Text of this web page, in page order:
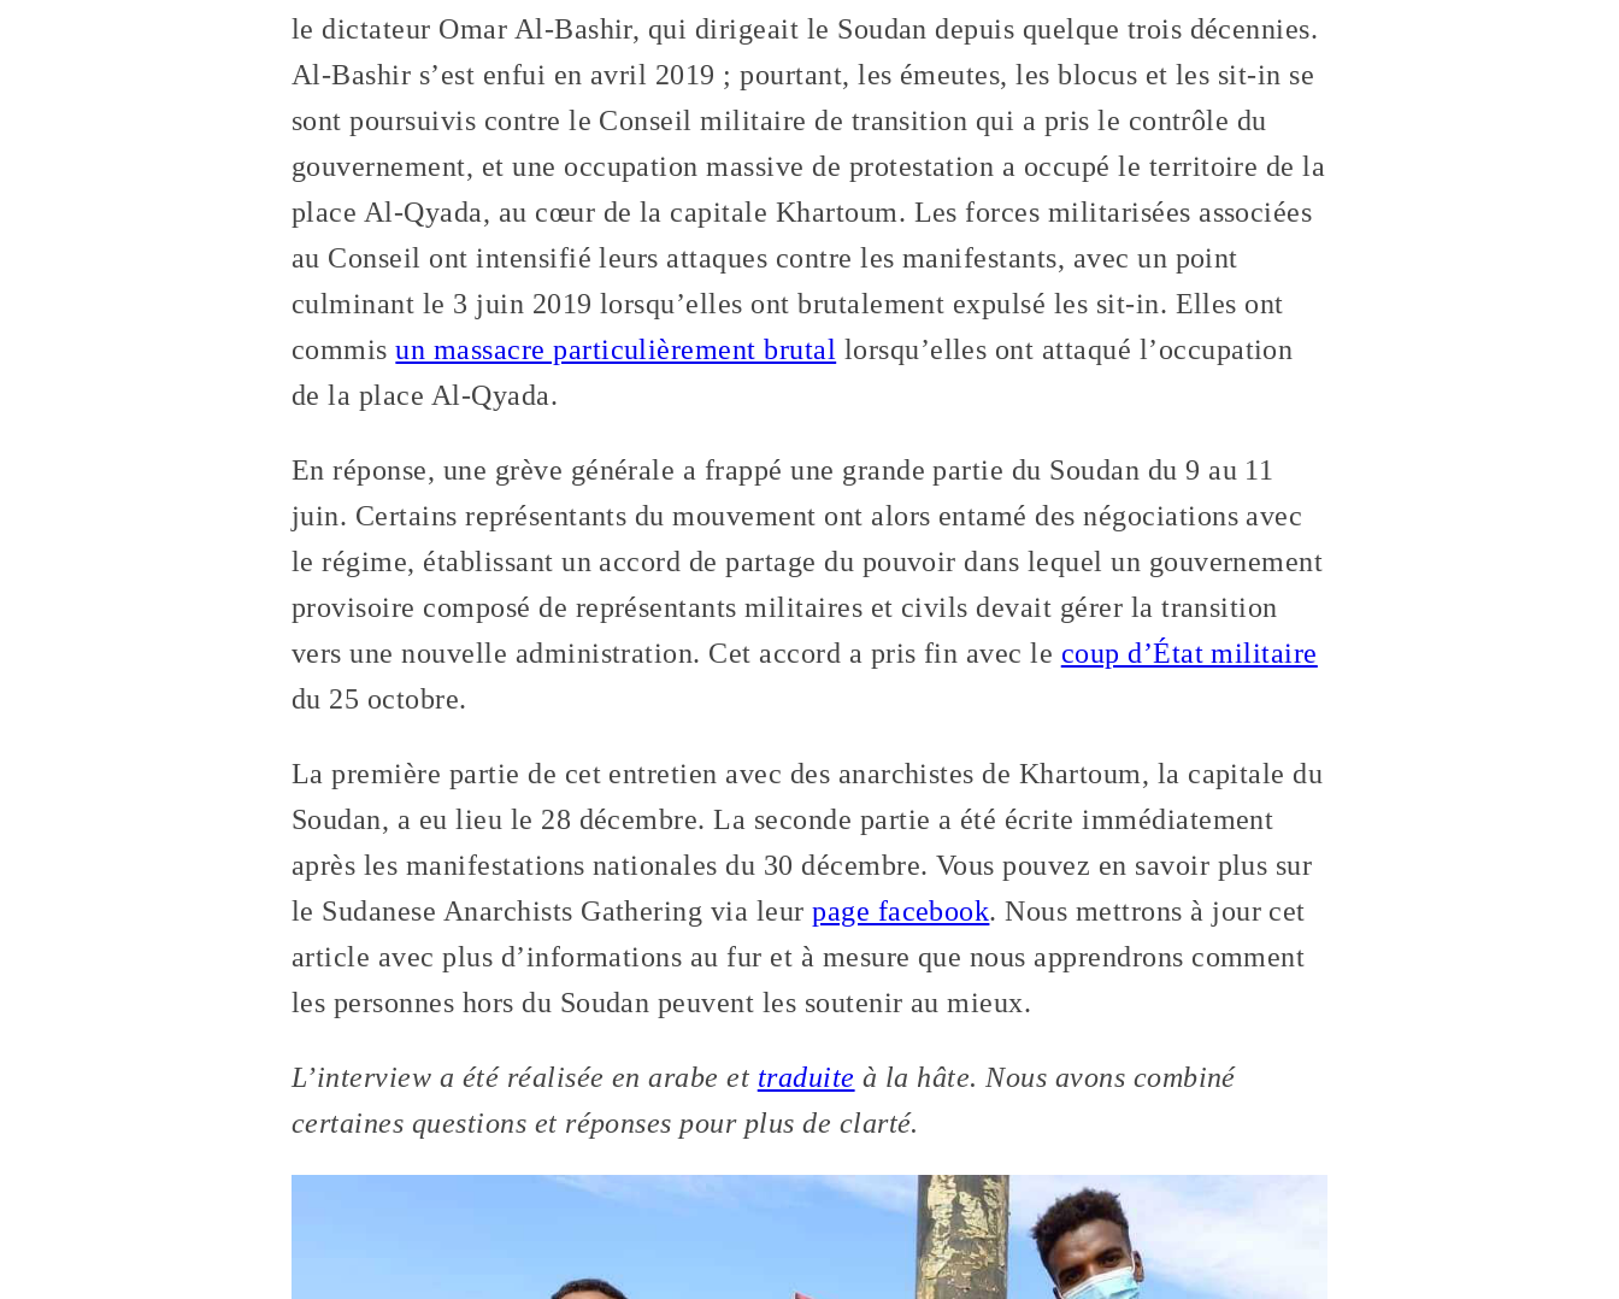
le dictateur Omar Al-Bashir, qui dirigeait le Soudan depuis quelque trois décennies.
Al-Bashir s’est enfui en avril 2019 ; pourtant, les émeutes, les blocus et les sit-in se
sont poursuivis contre le Conseil militaire de transition qui a pris le contrôle du
gouvernement, et une occupation massive de protestation a occupé le territoire de la
place Al-Qyada, au cœur de la capitale Khartoum. Les forces militarisées associées
au Conseil ont intensifié leurs attaques contre les manifestants, avec un point
culminant le 3 juin 2019 lorsqu’elles ont brutalement expulsé les sit-in. Elles ont
commisun massacre particulièrement brutal lorsqu’elles ont attaqué l’occupation
de la place Al-Qyada.
En réponse, une grève générale a frappé une grande partie du Soudan du 9 au 11
juin. Certains représentants du mouvement ont alors entamé des négociations avec
le régime, établissant un accord de partage du pouvoir dans lequel un gouvernement
provisoire composé de représentants militaires et civils devait gérer la transition
vers une nouvelle administration. Cet accord a pris fin avec le coup d’État militaire
du 25 octobre.
La première partie de cet entretien avec des anarchistes de Khartoum, la capitale du
Soudan, a eu lieu le 28 décembre. La seconde partie a été écrite immédiatement
après les manifestations nationales du 30 décembre. Vous pouvez en savoir plus sur
le Sudanese Anarchists Gathering via leurpage facebook. Nous mettrons à jour cet
article avec plus d’informations au fur et à mesure que nous apprendrons comment
les personnes hors du Soudan peuvent les soutenir au mieux.
L’interview a été réalisée en arabe et traduite à la hâte. Nous avons combiné
certaines questions et réponses pour plus de clarté.